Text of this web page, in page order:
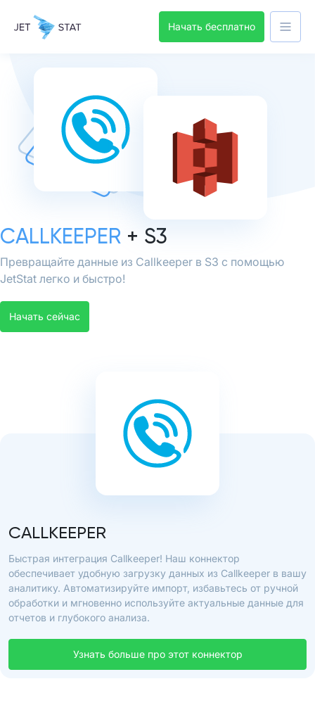
Начать бесплатно
CALLKEEPER + S3
Превращайте данные из Callkeeper в S3 с помощью
JetStat легко и быстро!
Начать сейчас
CALLKEEPER
Быстрая интеграция Callkeeper! Наш коннектор
обеспечивает удобную загрузку данных из Callkeeper в вашу
аналитику. Автоматизируйте импорт, избавьтесь от ручной
обработки и мгновенно используйте актуальные данные для
отчетов и глубокого анализа.
Узнать больше про этот коннектор